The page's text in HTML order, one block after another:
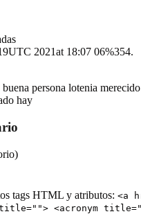
2021at 18:07 06%354.
persona lotenia
hay
tags HTML y atributos: <a
<acronym